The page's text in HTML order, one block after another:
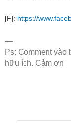
[F]: https://
—
Ps: Comment
hữu ích. Cảm ơn